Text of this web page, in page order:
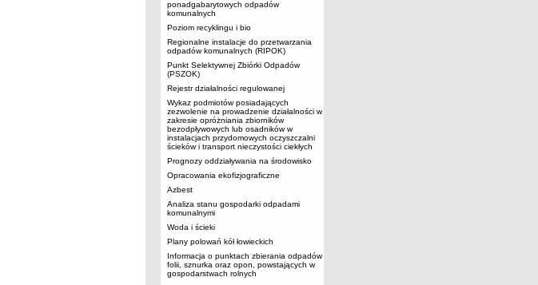
ponadgabarytowych odpadów
komunalnych
Poziom recyklingu i bio
Regionalne instalacje do przetwarzania
odpadów komunalnych (RIPOK)
Punkt Selektywnej Zbiórki Odpadów
(PSZOK)
Rejestr działalności regulowanej
Wykaz podmiotów posiadających
zezwolenie na prowadzenie działalności w
zakresie opróżniania zbiorników
bezodpływowych lub osadników w
instalacjach przydomowych oczyszczalni
ścieków i transport nieczystości ciekłych
Prognozy oddziaływania na środowisko
Opracowania ekofizjograficzne
Azbest
Analiza stanu gospodarki odpadami
komunalnymi
Woda i ścieki
Plany polowań kół łowieckich
Informacja o punktach zbierania odpadów
folii, sznurka oraz opon, powstających w
gospodarstwach rolnych